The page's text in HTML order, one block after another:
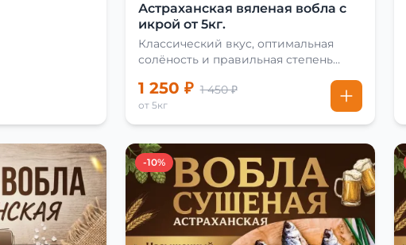
Астраханская вяленая вобла с
икрой от 5кг.
Классический вкус, оптимальная
солёность и правильная степень
1 250 ₽ 1 450 ₽
от 5кг
-10%